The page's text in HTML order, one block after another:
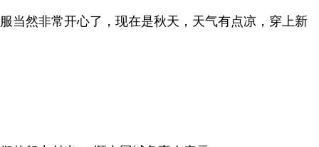
当然非常开心了，现在是秋天，天气有点凉，穿上新